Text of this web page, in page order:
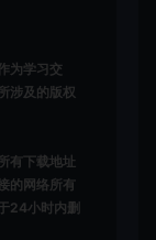
为学习交
涉及的版权
有下载地址
的网络所有
24小时内删